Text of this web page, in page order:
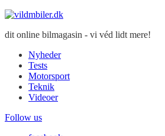
dit online bilmagasin - vi véd lidt mere!
Nyheder
Tests
Motorsport
Teknik
Videoer
Follow us